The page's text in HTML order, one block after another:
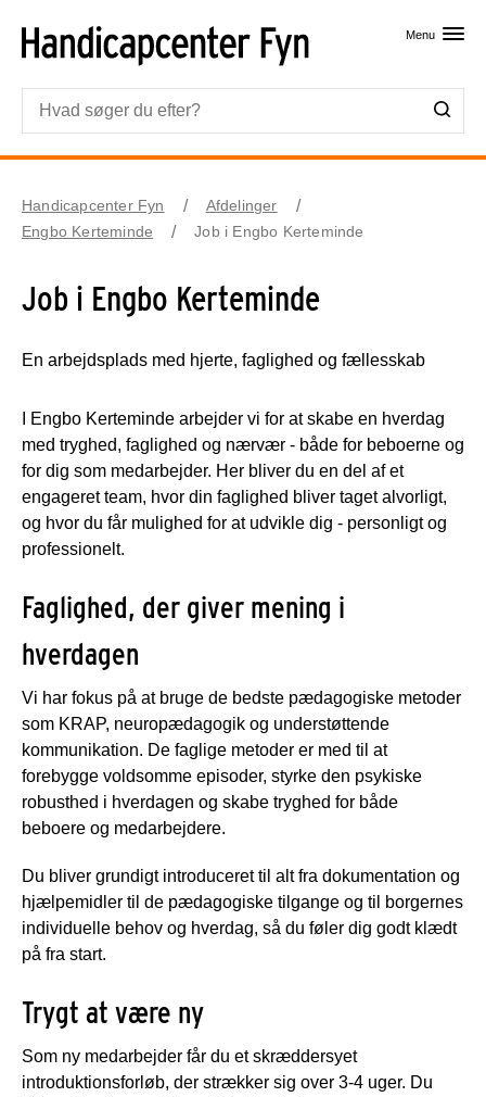
Menu
Handicapcenter Fyn
Afdelinger
Engbo Kerteminde
Job i Engbo Kerteminde
Job i Engbo Kerteminde
En arbejdsplads med hjerte, faglighed og fællesskab
I Engbo Kerteminde arbejder vi for at skabe en hverdag
med tryghed, faglighed og nærvær - både for beboerne og
for dig som medarbejder. Her bliver du en del af et
engageret team, hvor din faglighed bliver taget alvorligt,
og hvor du får mulighed for at udvikle dig - personligt og
professionelt.
Faglighed, der giver mening i
hverdagen
Vi har fokus på at bruge de bedste pædagogiske metoder
som KRAP, neuropædagogik og understøttende
kommunikation. De faglige metoder er med til at
forebygge voldsomme episoder, styrke den psykiske
robusthed i hverdagen og skabe tryghed for både
beboere og medarbejdere.
Du bliver grundigt introduceret til alt fra dokumentation og
hjælpemidler til de pædagogiske tilgange og til borgernes
individuelle behov og hverdag, så du føler dig godt klædt
på fra start.
Trygt at være ny
Som ny medarbejder får du et skræddersyet
introduktionsforløb, der strækker sig over 3-4 uger. Du